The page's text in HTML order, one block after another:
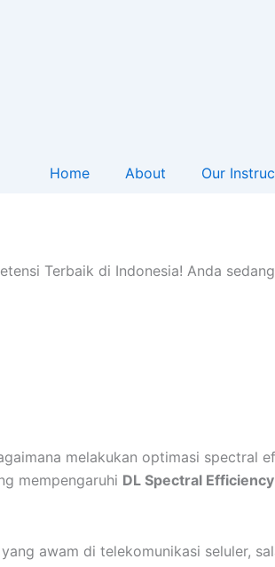
Home About Our
Terbaik di Indonesia! Anda
melakukan optimasi spectral
mempengaruhi DL Spectral
awam di telekomunikasi seluler,